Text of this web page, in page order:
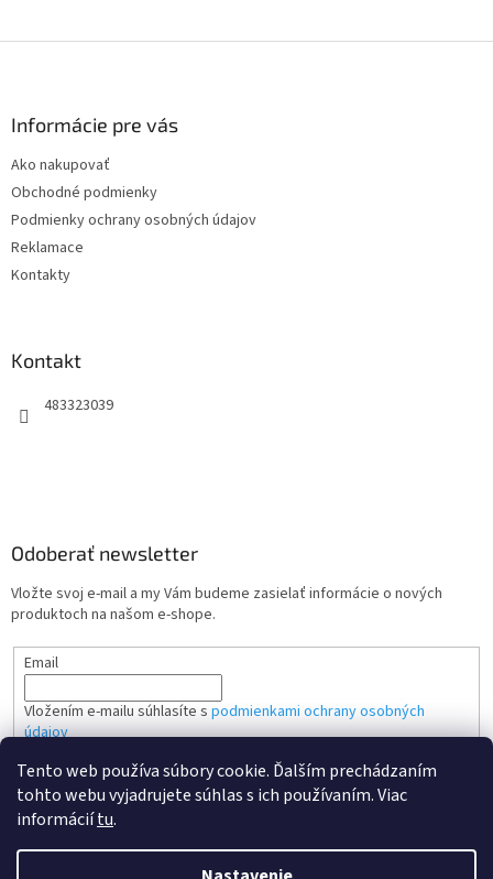
Tento web používa súbory cookie. Ďalším prechádzaním
tohto webu vyjadrujete súhlas s ich používaním. Viac
informáciítu.
Informácie pre vás
Ako nakupovať
Obchodné podmienky
Podmienky ochrany osobných údajov
Reklamace
Kontakty
Kontakt
483323039
Odoberať newsletter
Vložte svoj e-mail a my Vám budeme zasielať informácie o nových
produktoch na našom e-shope.
Email
Vložením e-mailu súhlasíte s podmienkami ochrany osobných
údajov
PRIHLÁSIŤ SA